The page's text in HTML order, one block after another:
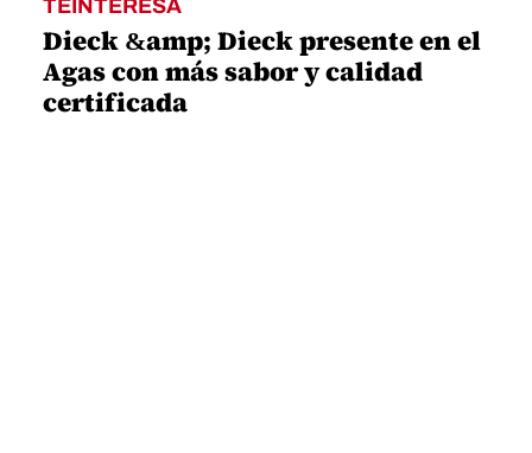
TEINTERESA
Dieck &amp; Dieck presente en el
Agas con más sabor y calidad
certificada